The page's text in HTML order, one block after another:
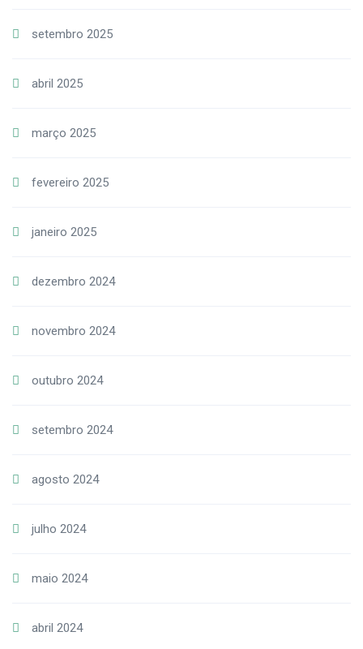
setembro 2025
abril 2025
março 2025
fevereiro 2025
janeiro 2025
dezembro 2024
novembro 2024
outubro 2024
setembro 2024
agosto 2024
julho 2024
maio 2024
abril 2024